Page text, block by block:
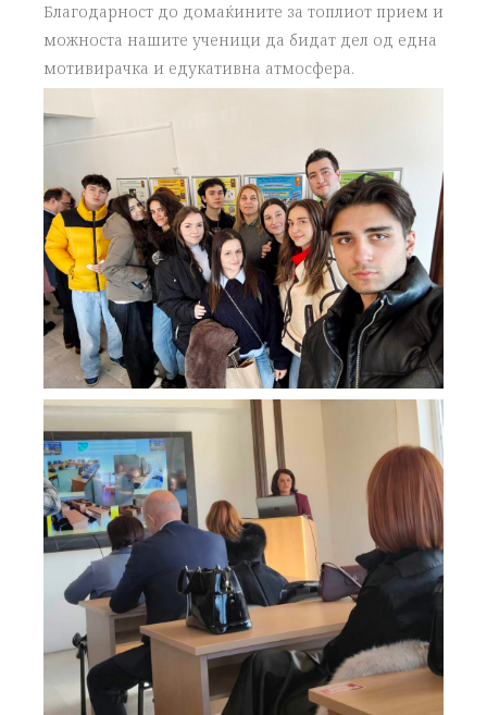
Благодарност до домаќините за топлиот прием и
можноста нашите ученици да бидат дел од една
мотивирачка и едукативна атмосфера.